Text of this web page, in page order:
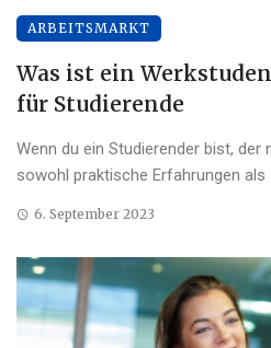
ARBEITSMARKT
Was ist ein
für Studierende
Wenn du ein Studierender bist, der
sowohl praktische Erfahrungen als
6. September 2023